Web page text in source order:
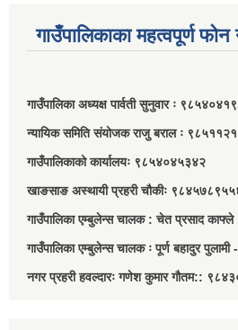
गाउँपालिकाका महत्वपूर्ण
गाउँपालिका अध्यक्ष पार्वती सुनुवार ः
न्यायिक समिति संयोजक राजु बराल ः
गाउँपालिकाको कार्यालयः ९८५४०४५३४२
खाङसाङ अस्थायी प्रहरी चौकीः
गाउँपालिका एम्बुलेन्स चालक : चेत प्रसाद
गाउँपालिका एम्बुलेन्स चालक ः पूर्ण बहादुर
नगर प्रहरी हवल्दारः गणेश कुमार गौतम::